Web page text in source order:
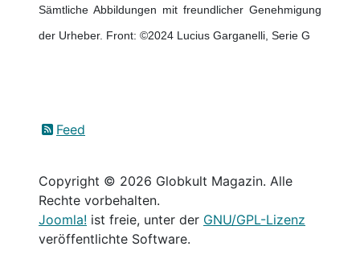
Sämtliche Abbildungen mit freundlicher Genehmigung
der Urheber. Front: ©2024 Lucius Garganelli, Serie G
Feed
Copyright © 2026 Globkult Magazin. Alle
Rechte vorbehalten.
Joomla! ist freie, unter der GNU/GPL-Lizenz
veröffentlichte Software.